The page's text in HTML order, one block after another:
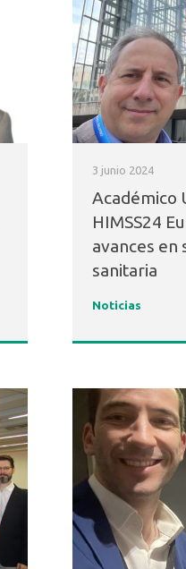
3 junio 2024
Académico
HIMSS24
avances en
sanitaria
Noticias